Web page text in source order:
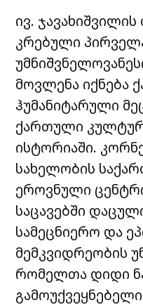
ივ.
კრებული
მოვლენა იქნება
ჰუმანიტარული
ქართული
ისტორიაში.
სახელობის
ეროვნული
საცავებში
სამეცნიერო და
მემკვიდრეობის
რომელთა დიდი